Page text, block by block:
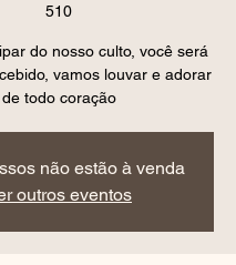
510
do nosso culto, você será
vamos louvar e adorar
de todo coração
não estão à venda
outros eventos